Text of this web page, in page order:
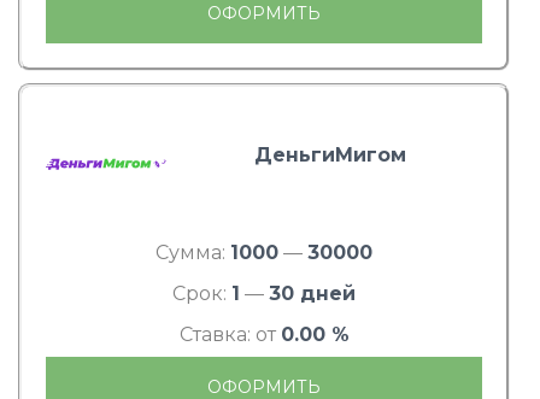
ОФОРМИТЬ
ДеньгиМигом
Сумма: 1000 — 30000
Срок: 1 — 30 дней
Ставка: от 0.00 %
ОФОРМИТЬ